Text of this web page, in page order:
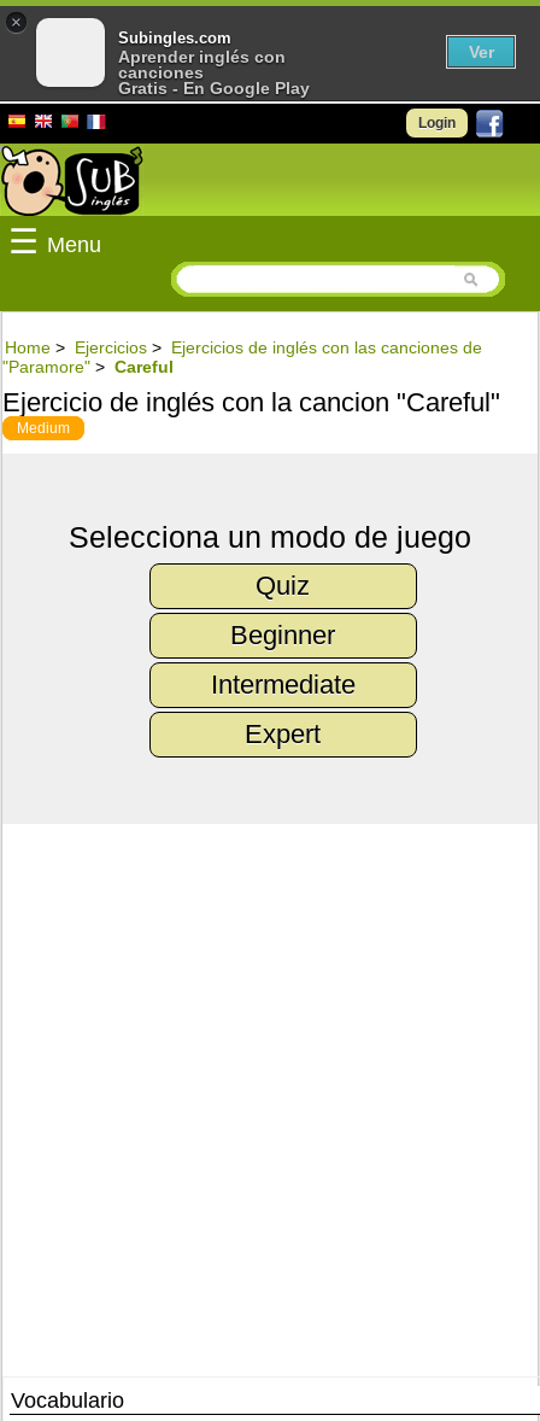
Login
☰ Menu
Home > Ejercicios > Ejercicios de inglés con las canciones de
"Paramore" > Careful
Ejercicio de inglés con la cancion "Careful"
Medium
Selecciona un modo de juego
Quiz
Beginner
Intermediate
Expert
Vocabulario
×
Subingles.com
Aprender inglés con
canciones
Gratis - En Google Play
Ver